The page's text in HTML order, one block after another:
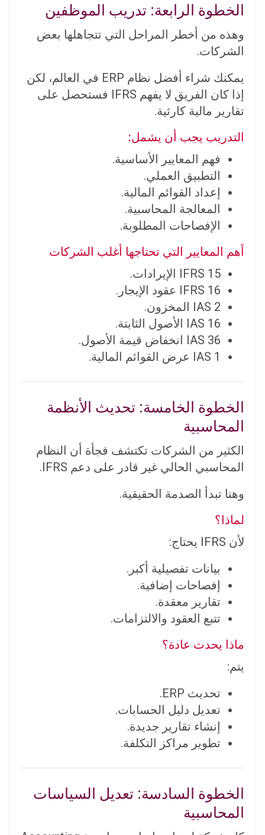
الخطوة الرابعة: تدريب الموظفين
وهذه من أخطر المراحل التي تتجاهلها بعض
الشركات.
يمكنك شراء أفضل نظام ERP في العالم، لكن
إذا كان الفريق لا يفهم IFRS فستحصل على
تقارير مالية كارثية.
التدريب يجب أن يشمل:
فهم المعايير الأساسية.
التطبيق العملي.
إعداد القوائم المالية.
المعالجة المحاسبية.
الإفصاحات المطلوبة.
أهم المعايير التي تحتاجها أغلب الشركات
IFRS 15 الإيرادات.
IFRS 16 عقود الإيجار.
IAS 2 المخزون.
IAS 16 الأصول الثابتة.
IAS 36 انخفاض قيمة الأصول.
IAS 1 عرض القوائم المالية.
الخطوة الخامسة: تحديث الأنظمة
المحاسبية
الكثير من الشركات تكتشف فجأة أن النظام
المحاسبي الحالي غير قادر على دعم IFRS.
وهنا تبدأ الصدمة الحقيقية.
لماذا؟
لأن IFRS يحتاج:
بيانات تفصيلية أكبر.
إفصاحات إضافية.
تقارير معقدة.
تتبع العقود والالتزامات.
ماذا يحدث عادة؟
يتم:
تحديث ERP.
تعديل دليل الحسابات.
إنشاء تقارير جديدة.
تطوير مراكز التكلفة.
الخطوة السادسة: تعديل السياسات
المحاسبية